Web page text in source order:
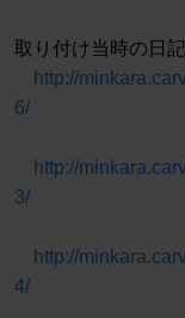
取り付け当時の日記
http://
6/
http://
3/
http://
4/